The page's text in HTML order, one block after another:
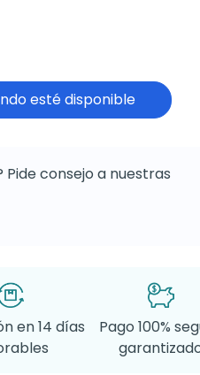
esté disponible
Pide consejo a nuestras
en 14 días
Pago 100%